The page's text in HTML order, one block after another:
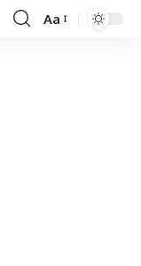
Font
Aa